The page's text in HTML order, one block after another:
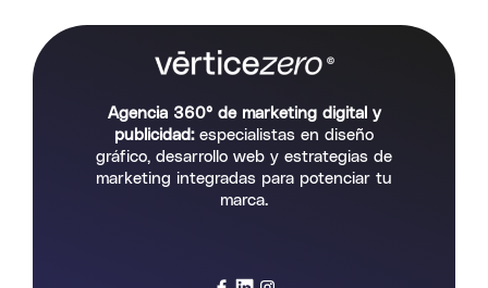
Agencia 360° de marketing digital y
publicidad:especialistas en diseño
gráfico, desarrollo web y estrategias de
marketing integradas para potenciar tu
marca.